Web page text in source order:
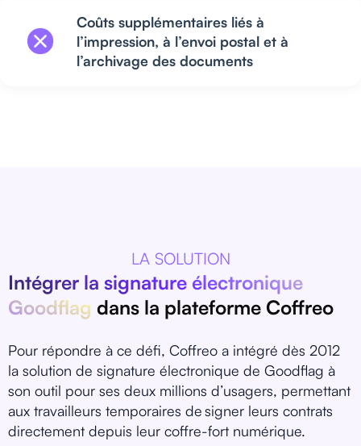
Coûts supplémentaires liés à
l’impression, à l’envoi postal et à
l’archivage des documents
LA SOLUTION
Intégrer la signature électronique
Goodflag dans la plateforme Coffreo
Pour répondre à ce défi, Coffreo a intégré dès 2012
la solution de signature électronique de Goodflag à
son outil pour ses deux millions d’usagers, permettant
aux travailleurs temporaires de signer leurs contrats
directement depuis leur coffre-fort numérique.